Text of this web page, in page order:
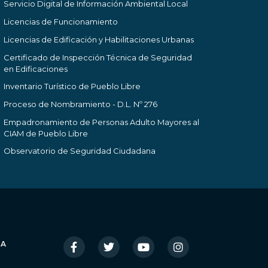
Servicio Digital de Información Ambiental Local
Licencias de Funcionamiento
Licencias de Edificación y Habilitaciones Urbanas
Certificado de Inspección Técnica de Seguridad
en Edificaciones
Inventario Turístico de Pueblo Libre
Proceso de Nombramiento - D.L. Nº 276
Empadronamiento de Personas Adulto Mayores al
CIAM de Pueblo Libre
Observatorio de Seguridad Ciudadana